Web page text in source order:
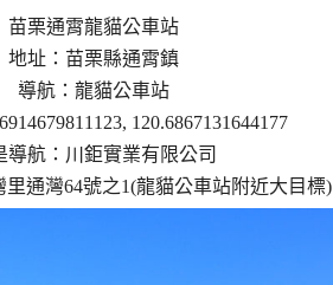
苗栗通霄龍貓公車站
地址：苗栗縣通霄鎮
導航：龍貓公車站
120.6867131644177
導航：川鉅實業有限公司
通灣64號之1(龍貓公車站附近大目標)